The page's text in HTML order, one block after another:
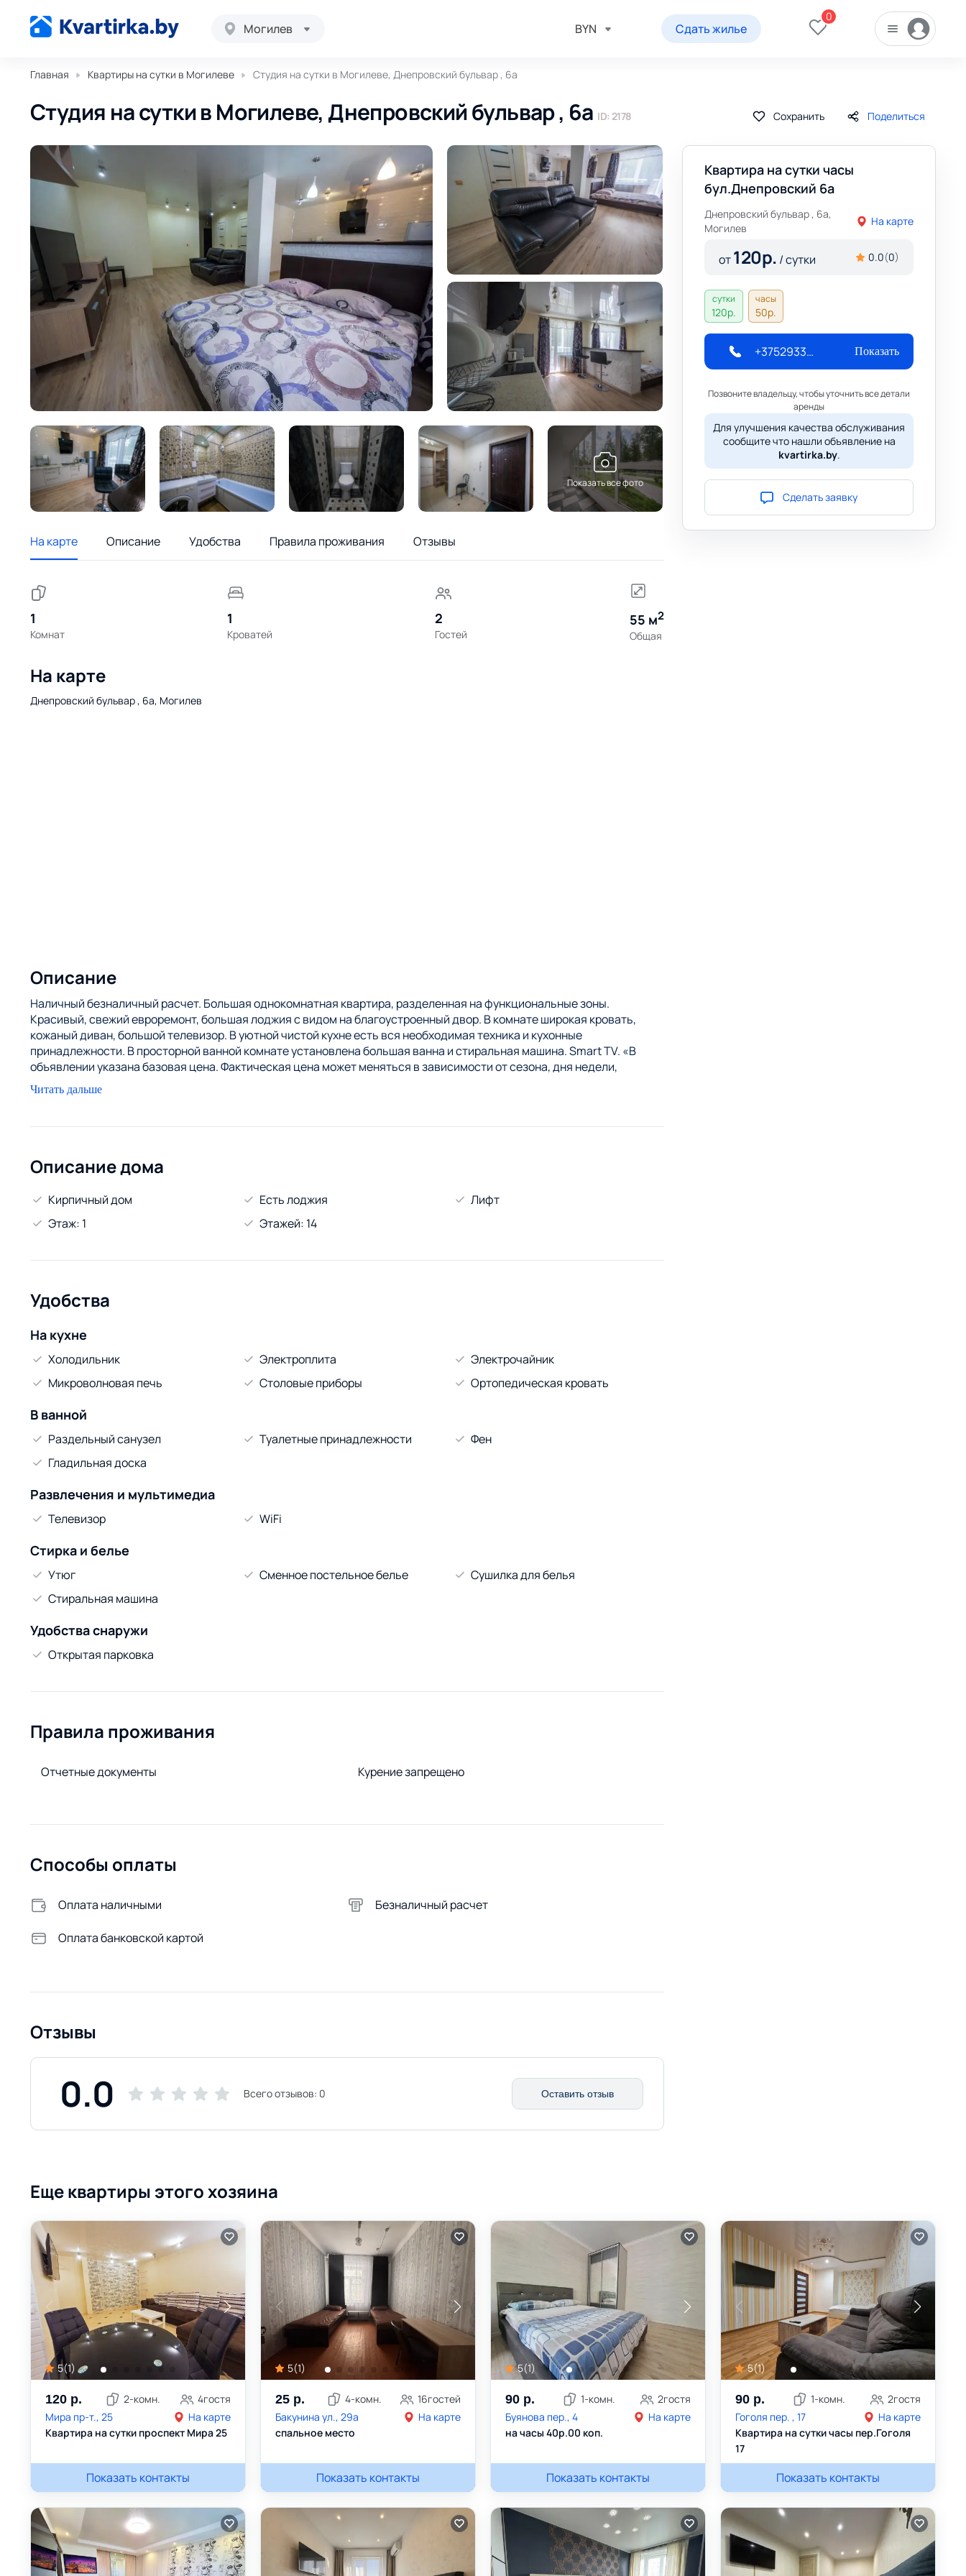
Могилев BYN Сдать жилье
0
Главная Квартиры на сутки в Могилеве Студия на сутки в Могилеве, Днепровский бульвар , 6а
Студия на сутки в Могилеве, Днепровский бульвар , 6а ID: 2178 Сохранить Поделиться
Показать все фото
На карте Описание Удобства Правила проживания Отзывы
1
Комнат
1
Кроватей
2
Гостей
55 м2
Общая
На карте
Днепровский бульвар , 6а, Могилев
Описание
Наличный безналичный расчет. Большая однокомнатная квартира, разделенная на функциональные зоны.
Красивый, свежий евроремонт, большая лоджия с видом на благоустроенный двор. В комнате широкая кровать,
кожаный диван, большой телевизор. В уютной чистой кухне есть вся необходимая техника и кухонные
принадлежности. В просторной ванной комнате установлена большая ванна и стиральная машина. Smart TV. «В
объявлении указана базовая цена. Фактическая цена может меняться в зависимости от сезона, дня недели,
количества гостей, дней проживания»
Читать дальше
Описание дома
Кирпичный дом Есть лоджия
Лифт
Этаж: 1
Этажей: 14
Удобства
На кухне
Холодильник Электроплита
Электрочайник
Микроволновая печь
Столовые приборы Ортопедическая кровать
В ванной
Раздельный санузел Туалетные принадлежности
Фен
Гладильная доска
Развлечения и мультимедиа
Телевизор WiFi
Стирка и белье
Утюг Сменное постельное белье
Сушилка для белья
Стиральная машина
Удобства снаружи
Открытая парковка
Правила проживания
Отчетные документы Курение запрещено
Способы оплаты
Оплата наличными Безналичный расчет
Оплата банковской картой
Отзывы
0.0 Всего отзывов: 0 Оставить отзыв
Квартира на сутки часы
бул.Днепровский 6а
Днепровский бульвар , 6а,
Могилев
На карте
от120р. / сутки 0.0(0)
сутки
120р.
часы
50р.
+375293347196 Показать
Позвоните владельцу, чтобы уточнить все детали
аренды
Для улучшения качества обслуживания
сообщите что нашли объявление на
kvartirka.by.
Сделать заявку
Еще квартиры этого хозяина
5(1)
120 р. 2-комн. 4гостя
Мира пр-т., 25
На карте
Квартира на сутки проспект Мира 25
+375293347196
Показать контакты
5(1)
25 р. 4-комн. 16гостей
Бакунина ул., 29а
На карте
спальное место
+375293347196
Показать контакты
5(1)
90 р. 1-комн. 2гостя
Буянова пер., 4
На карте
на часы 40р.00 коп.
+375293347196
Показать контакты
5(1)
90 р. 1-комн. 2гостя
Гоголя пер. , 17
На карте
Квартира на сутки часы пер.Гоголя
17
+375293347196
Показать контакты